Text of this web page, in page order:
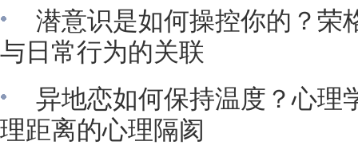
潜意识是如何操控你的？荣
与日常行为的关联
异地恋如何保持温度？心理
理距离的心理隔阂